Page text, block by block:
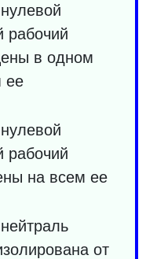
рабочий
в одном
ее
рабочий
на всем ее
от